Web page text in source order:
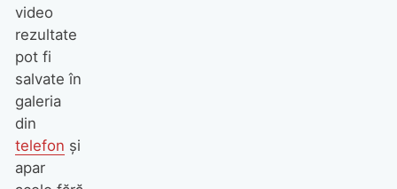
video
rezultate
pot fi
salvate în
galeria
din
telefon și
apar